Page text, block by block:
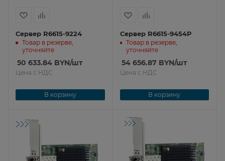
Сервер R6615-9224
Товар в резерве,
уточняйте
50 633.84 BYN/шт
Цена с НДС
В корзину
Сервер R6615-9454P
Товар в резерве,
уточняйте
54 656.87 BYN/шт
Цена с НДС
В корзину